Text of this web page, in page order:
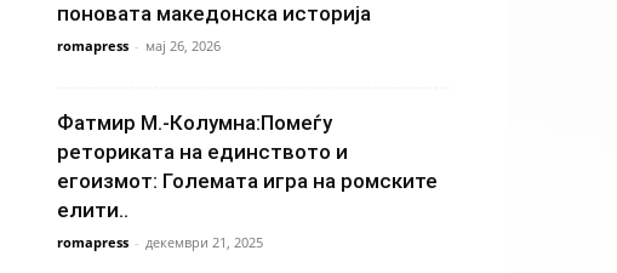
поновата македонска историја
romapress - мај 26, 2026
Фатмир М.-Колумна:Помеѓу
реториката на единството и
егоизмот: Големата игра на ромските
елити..
romapress - декември 21, 2025